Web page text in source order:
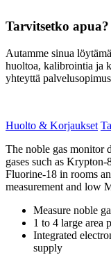
Tarvitsetko apua?
Autamme sinua
huoltoa, kalibrointia ja
yhteyttä
Huolto & Korjaukset
The noble gas monitor
gases such as
Fluorine-18 in rooms
measurement and low
Measure noble
1 to 4 large area
Integrated
supply